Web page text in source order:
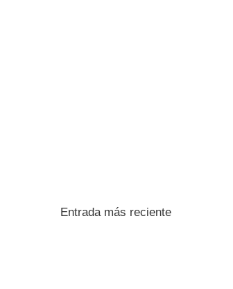
Entrada más reciente